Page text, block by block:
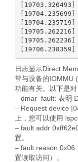
日志显示Direct
常与设备的IOMMU
功能有关。以下是
– dmar_fault: 表明
– Request device
上，您可以使用
– fault addr
置。
– fault reason
置读取访问）。